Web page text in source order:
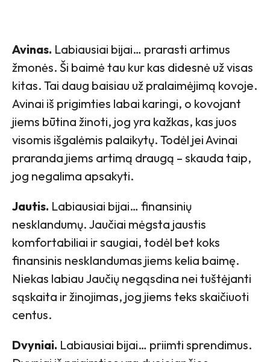
Avinas. Labiausiai bijai… prarasti artimus
žmonės. Ši baimė tau kur kas didesnė už visas
kitas. Tai daug baisiau už pralaimėjimą kovoje.
Avinai iš prigimties labai karingi, o kovojant
jiems būtina žinoti, jog yra kažkas, kas juos
visomis išgalėmis palaikytų. Todėl jei Avinai
praranda jiems artimą draugą – skauda taip,
jog negalima apsakyti.
Jautis. Labiausiai bijai… finansinių
nesklandumų. Jaučiai mėgsta jaustis
komfortabiliai ir saugiai, todėl bet koks
finansinis nesklandumas jiems kelia baimę.
Niekas labiau Jaučių negąsdina nei tuštėjanti
sąskaita ir žinojimas, jog jiems teks skaičiuoti
centus.
Dvyniai. Labiausiai bijai… priimti sprendimus.